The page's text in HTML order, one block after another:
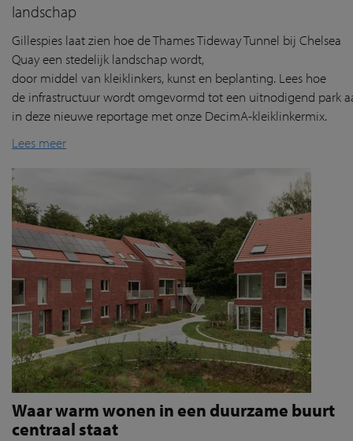
landschap
Gillespies laatzien hoe de ThamesTidewayTunnel bij Chelsea
Quayeen stedelijk landschapwordt,
door middel van kleiklinkers, kunsten beplanting. Lees hoe
de infrastructuurwordtomgevormd toteen uitnodigend park
in deze nieuwe reportage metonze DecimA-kleiklinkermix.
Lees meer
Waar warm wonen in een duurzame buurt
centraal staat